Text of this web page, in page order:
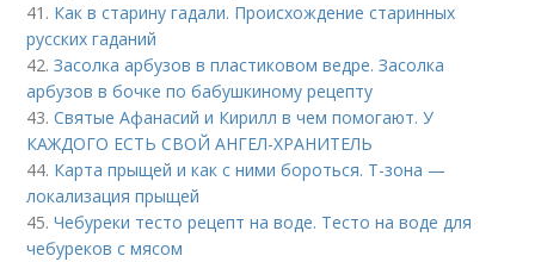
41. Как в старину гадали. Происхождение старинных
русских гаданий
42.Засолка арбузов в пластиковом ведре. Засолка
арбузов в бочке по бабушкиному рецепту
43.Святые Афанасий и Кирилл в чем помогают. У
КАЖДОГО ЕСТЬ СВОЙ АНГЕЛ-ХРАНИТЕЛЬ
44. Карта прыщей и как с ними бороться. Т-зона —
локализация прыщей
45.Чебуреки тесто рецепт на воде. Тесто на воде для
чебуреков с мясом